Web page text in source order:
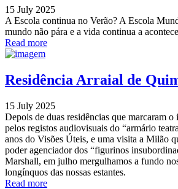
15 July 2025
A Escola continua no Verão? A Escola
mundo não pára e a vida continua a
Read more
Residência Arraial de
15 July 2025
Depois de duas residências que marcaram
pelos registos audiovisuais do “armário
anos do Visões Úteis, e uma visita a Milão
poder agenciador dos “figurinos
Marshall, em julho mergulhamos a fundo
longínquos das nossas estantes.
Read more